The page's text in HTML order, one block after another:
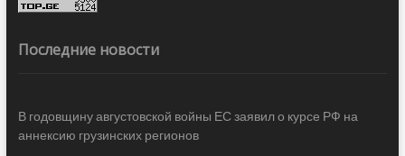
Последние новости
В годовщину августовской войны ЕС заявил о курсе РФ на
аннексию грузинских регионов